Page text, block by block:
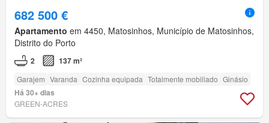
682 500 €
Apartamento em 4450, Matosinhos, Município de Matosinhos,
Distrito do Porto
2 137 m²
Garajem Varanda Cozinha equipada Totalmente mobiliado Ginásio
Há 30+ dias
GREEN-ACRES